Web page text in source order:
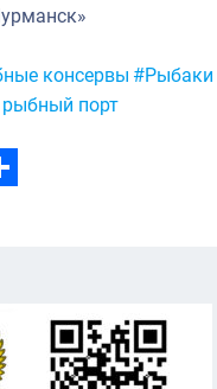
консервы #Рыбаки
порт